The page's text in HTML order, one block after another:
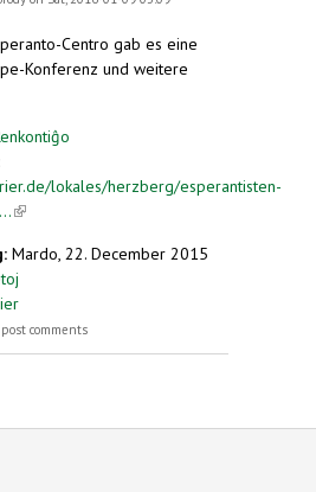
Centro gab es eine
Konferenz und weitere
lokales/herzberg/esperantisten-
(link is external)
Mardo, 22. December 2015
feierten den Zamenhof-Tag
comments